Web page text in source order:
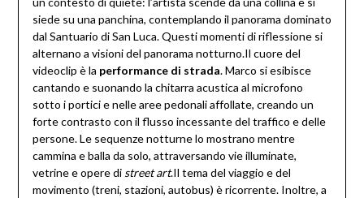
siede su una panchina, contemplando il panorama dominato
dal Santuario di San Luca. Questi momenti di riflessione si
alternano a visioni del panorama notturno.Il cuore del
videoclip è la performance di strada. Marco si esibisce
cantando e suonando la chitarra acustica al microfono
sotto i portici e nelle aree pedonali affollate, creando un
forte contrasto con il flusso incessante del traffico e delle
persone. Le sequenze notturne lo mostrano mentre
cammina e balla da solo, attraversando vie illuminate,
vetrine e opere di street art.Il tema del viaggio e del
movimento (treni, stazioni, autobus) è ricorrente. Inoltre, a